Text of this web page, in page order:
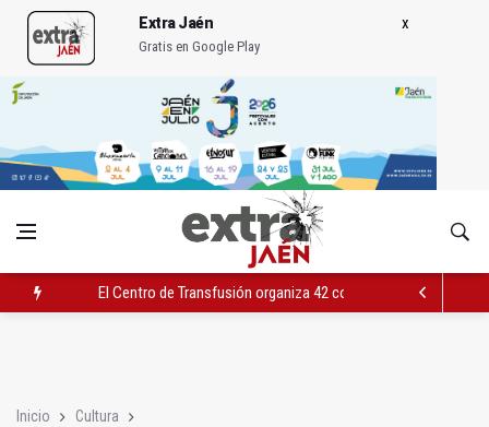
Extra Jaén
Gratis en Google Play
El Centro de Transfusión organiza 42 colectas de sangre en la
Inicio
Cultura